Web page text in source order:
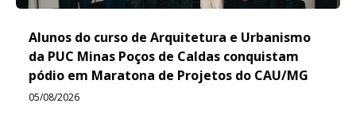
Alunos do curso de Arquitetura e Urbanismo
da PUC Minas Poços de Caldas conquistam
pódio em Maratona de Projetos do CAU/MG
05/08/2026